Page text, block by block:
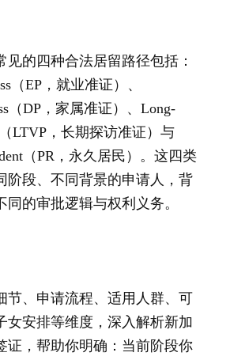
见的四种合法居留路径包括：
（EP，就业准证）、
（DP，家属准证）、Long-
LTVP，长期探访准证）与
（PR，永久居民）。这四类
阶段、不同背景的申请人，背
同的审批逻辑与权利义务。
节、申请流程、适用人群、可
女安排等维度，深入解析新加
证，帮助你明确：当前阶段你